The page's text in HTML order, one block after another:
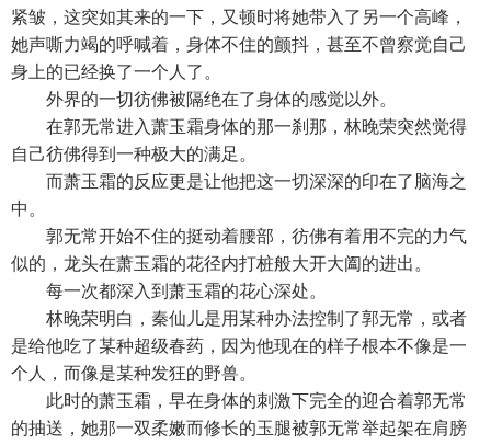
紧皱，这突如其来的一下，又顿时将她带入了另一个高峰，
她声嘶力竭的呼喊着，身体不住的颤抖，甚至不曾察觉自己
身上的已经换了一个人了。
外界的一切彷佛被隔绝在了身体的感觉以外。
在郭无常进入萧玉霜身体的那一刹那，林晚荣突然觉得
自己彷佛得到一种极大的满足。
而萧玉霜的反应更是让他把这一切深深的印在了脑海之
中。
郭无常开始不住的挺动着腰部，彷佛有着用不完的力气
似的，龙头在萧玉霜的花径内打桩般大开大阖的进出。
每一次都深入到萧玉霜的花心深处。
林晚荣明白，秦仙儿是用某种办法控制了郭无常，或者
是给他吃了某种超级春药，因为他现在的样子根本不像是一
个人，而像是某种发狂的野兽。
此时的萧玉霜，早在身体的刺激下完全的迎合着郭无常
的抽送，她那一双柔嫩而修长的玉腿被郭无常举起架在肩膀